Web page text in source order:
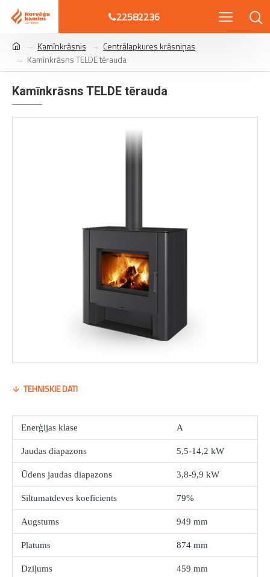
22582236
Kamīnkrāsnis
Centrālapkures krāsniņas
Kamīnkrāsns TELDE tērauda
Kamīnkrāsns TELDE tērauda
TEHNISKIE DATI
Enerģijas klase A
Jaudas diapazons 5,5-14,2 kW
Ūdens jaudas diapazons 3,8-9,9 kW
Siltumatdeves koeficients 79%
Augstums 949 mm
Platums 874 mm
Dziļums 459 mm